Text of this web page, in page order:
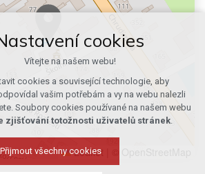
Leaflet
cookies
Vítejte na našem webu!
cookies a související technologie, aby
vašim potřebám a vy na webu nalezli
Soubory cookies používané na našem webu
zjišťování totožnosti uživatelů stránek.
Přijmout všechny cookies